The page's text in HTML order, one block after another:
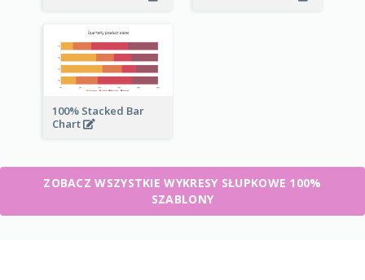
100% Stacked Bar
Chart
ZOBACZ WSZYSTKIE WYKRESY SŁUPKOWE 100%
SZABLONY